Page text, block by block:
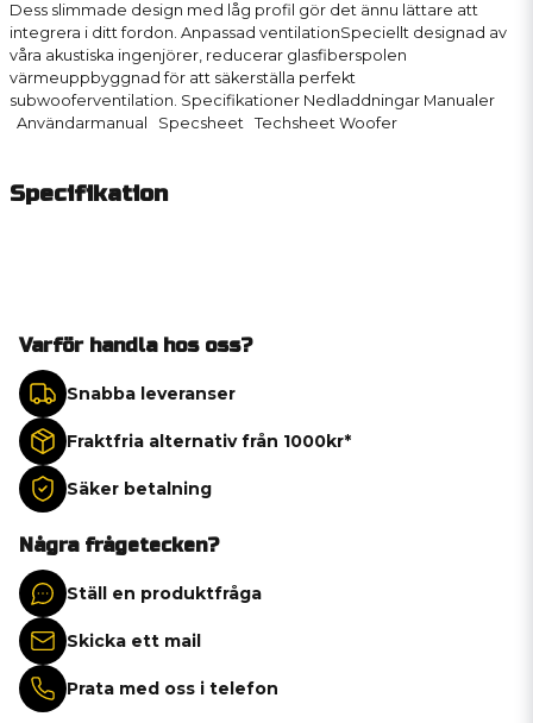
Dess slimmade design med låg profil gör det ännu lättare att
integrera i ditt fordon. Anpassad ventilationSpeciellt designad av
våra akustiska ingenjörer, reducerar glasfiberspolen
värmeuppbyggnad för att säkerställa perfekt
subwooferventilation. Specifikationer Nedladdningar Manualer
Användarmanual Specsheet Techsheet Woofer
Specifikation
Varför handla hos oss?
Snabba leveranser
Fraktfria alternativ från 1000kr*
Säker betalning
Några frågetecken?
Ställ en produktfråga
Skicka ett mail
Prata med oss i telefon